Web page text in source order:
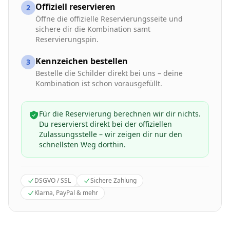
2 Offiziell reservieren
Öffne die offizielle Reservierungsseite und
sichere dir die Kombination samt
Reservierungspin.
3 Kennzeichen bestellen
Bestelle die Schilder direkt bei uns – deine
Kombination ist schon vorausgefüllt.
Für die Reservierung berechnen wir dir nichts.
Du reservierst direkt bei der offiziellen
Zulassungsstelle – wir zeigen dir nur den
schnellsten Weg dorthin.
DSGVO / SSL
Sichere Zahlung
Klarna, PayPal & mehr